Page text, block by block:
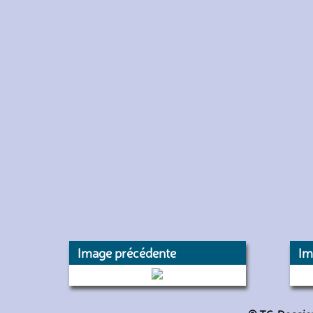
Image précédente
4420 (SEMITAG)